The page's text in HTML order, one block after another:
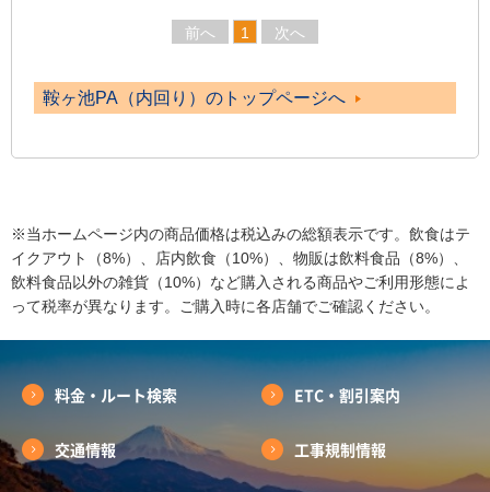
前へ 1 次へ
鞍ヶ池PA（内回り）のトップページへ
※当ホームページ内の商品価格は税込みの総額表示です。飲食はテ
イクアウト（8%）、店内飲食（10%）、物販は飲料食品（8%）、
飲料食品以外の雑貨（10%）など購入される商品やご利用形態によ
って税率が異なります。ご購入時に各店舗でご確認ください。
料金・ルート検索 ETC・割引案内
交通情報 工事規制情報